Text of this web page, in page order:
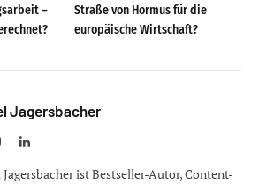
–
Straße von Hormus für die
europäische Wirtschaft?
Jagersbacher
InstagramLinkedIn
ist Bestseller-Autor, Content-